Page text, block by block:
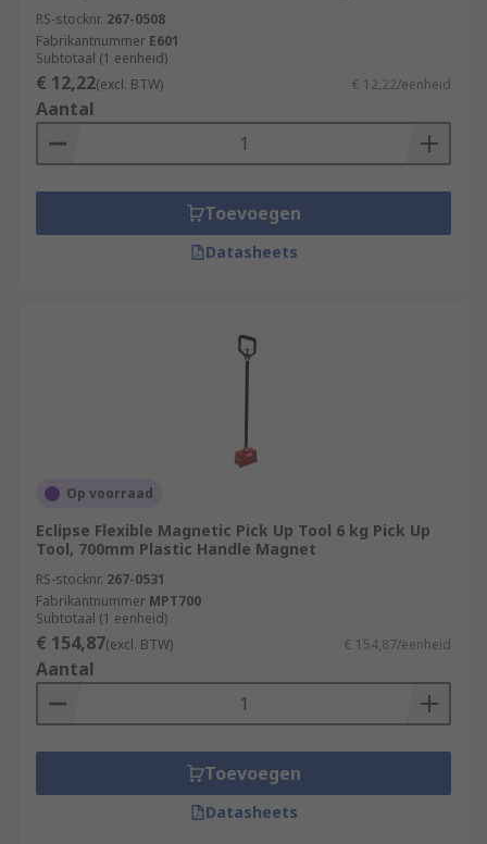
RS-stocknr. 267-0508
Fabrikantnummer E601
Subtotaal (1 eenheid)
€ 12,22(excl. BTW) € 12,22/eenheid
Aantal
Toevoegen
Datasheets
Op voorraad
Eclipse Flexible Magnetic Pick Up Tool 6 kg Pick Up
Tool, 700mm Plastic Handle Magnet
RS-stocknr. 267-0531
Fabrikantnummer MPT700
Subtotaal (1 eenheid)
€ 154,87(excl. BTW) € 154,87/eenheid
Aantal
Toevoegen
Datasheets